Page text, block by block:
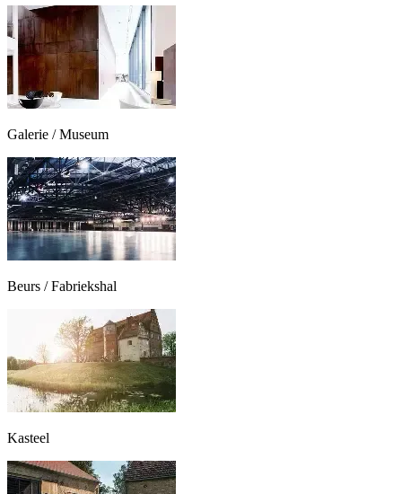
Galerie / Museum
Beurs / Fabriekshal
Kasteel